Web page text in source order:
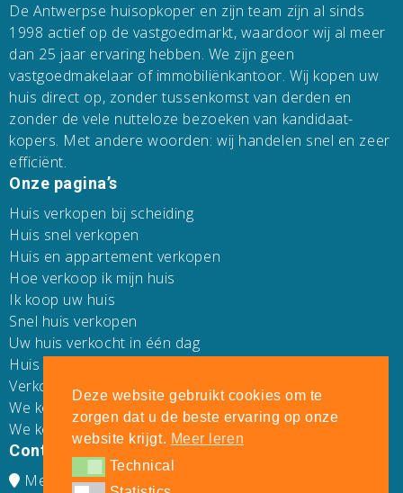
Deze website gebruikt cookies om te
zorgen dat u de beste ervaring op onze
website krijgt. Meer leren
TechnicalTechnical
De Antwerpse huisopkoper en zijn team zijn al sinds
1998 actief op de vastgoedmarkt, waardoor wij al meer
dan 25 jaar ervaring hebben. We zijn geen
vastgoedmakelaar of immobiliënkantoor. Wij kopen uw
huis direct op, zonder tussenkomst van derden en
zonder de vele nutteloze bezoeken van kandidaat-
kopers. Met andere woorden: wij handelen snel en zeer
efficiënt.
Onze pagina’s
Huis verkopen bij scheiding
Huis snel verkopen
Huis en appartement verkopen
Hoe verkoop ik mijn huis
Ik koop uw huis
Snel huis verkopen
Uw huis verkocht in één dag
Huis verkopen zonder makelaar
Verkoop uw huis
We kopen direct uw huis
We kopen uw huis
Contacteer Ons
Mechelsesteenweg 271